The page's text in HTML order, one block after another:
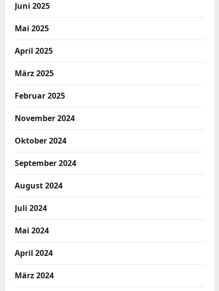
Juni 2025
Mai 2025
April 2025
März 2025
Februar 2025
November 2024
Oktober 2024
September 2024
August 2024
Juli 2024
Mai 2024
April 2024
März 2024